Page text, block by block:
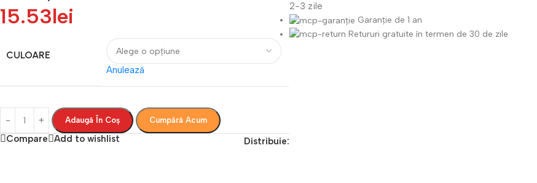
15.53lei
CULOARE
Anulează
Adaugă În Coș Cumpără Acum
Compare Add to wishlist Distribuie:
2-3 zile
Garanție de 1 an
Retururi gratuite în termen de 30 de zile